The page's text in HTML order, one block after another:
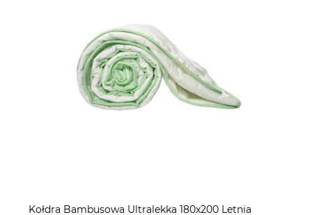
Kołdra Bambusowa Ultralekka 180x200 Letnia